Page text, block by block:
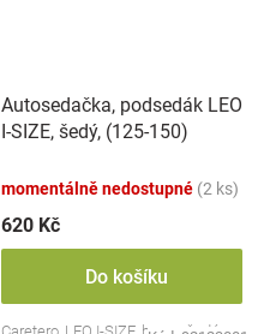
Autosedačka, podsedák LEO
I-SIZE, šedý, (125-150)
momentálně nedostupné (2 ks)
620 Kč
Do košíku
Caretero, LEO I-SIZE, barva: šedá